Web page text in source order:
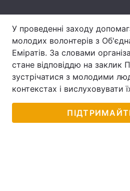
Послуги
Тема оформлення
У проведенні заходу
молодих волонтерів з
Еміратів. За словами
стане відповіддю на заклик
зустрічатися з молодими
контекстах і вислуховувати